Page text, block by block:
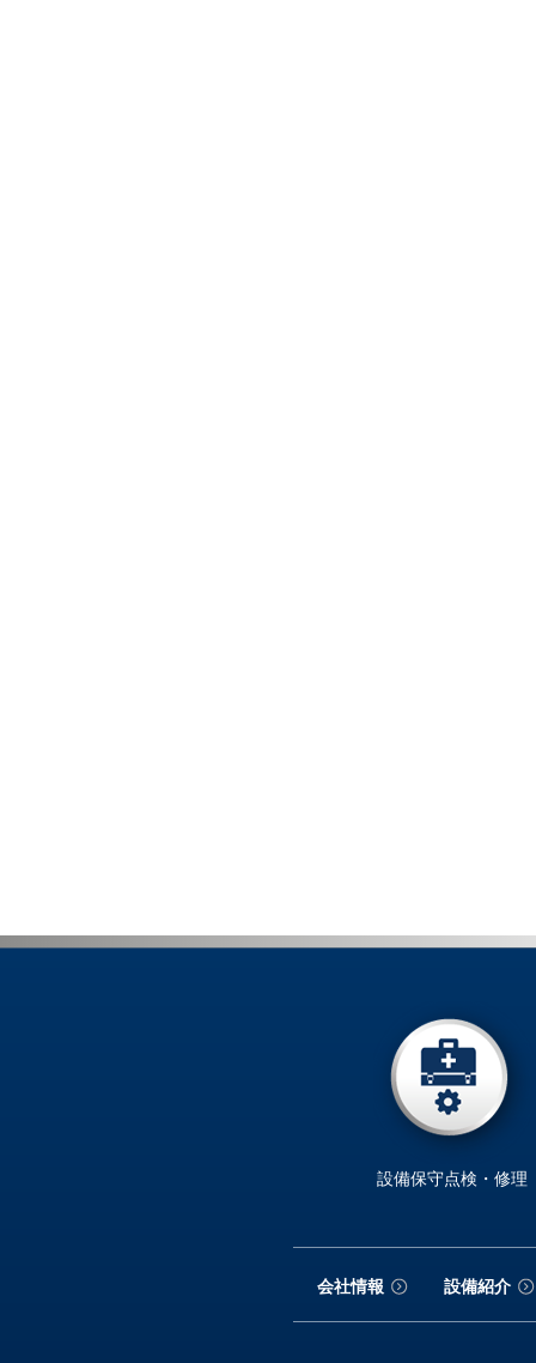
設備保守点検・修理
会社情報 設備紹介